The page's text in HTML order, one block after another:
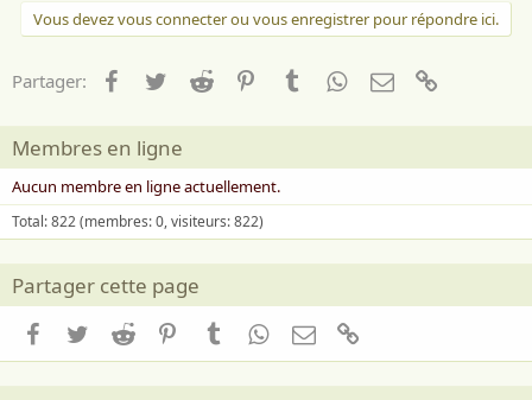
Il cause la gratouille, un mal irritatif,
boulimique.​
Ainsi l’histoire cacha que la belle
pléiade :
Ronsard, Pontus de Thyard, Baïf et Du
Bellay,
Belleau, Jodelle et Pelletier du Mans ;
avait
Des morpions agressifs sur l’engin en
Vous devez vous connecter ou vous enregistrer pour répondre ici.
Partager: Facebook
TwitterReddit PinterestTumblrWhatsApp
Email
Membres en ligne
Aucun membre en ligne actuellement.
Total: 822 (membres: 0, visiteurs: 822)
Partager cette page
Facebook
TwitterReddit PinterestTumblrWhatsApp
Email